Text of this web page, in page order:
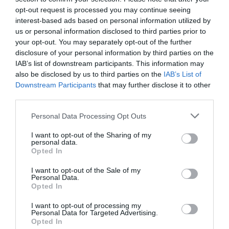
opt-out request is processed you may continue seeing
interest-based ads based on personal information utilized by
us or personal information disclosed to third parties prior to
your opt-out. You may separately opt-out of the further
disclosure of your personal information by third parties on the
IAB’s list of downstream participants. This information may
also be disclosed by us to third parties on the IAB’s List of
Downstream Participants that may further disclose it to other
Personal Data Processing Opt Outs
I want to opt-out of the Sharing of my
personal data.
Opted In
I want to opt-out of the Sale of my
Personal Data.
Opted In
I want to opt-out of processing my
Personal Data for Targeted Advertising.
Opted In
Calenda: „O persoană periculoasă pentru
Italia”
Cuvintele lui Salvini au stârnit reacții imediate în
Italia, alimentând o dezbatere aprinsă despre rolul și
responsabilitatea vicepremierului. Carlo Calenda,
liderul partidului Azione, a reacționat vehement la
organizat de Repubblica. „Avem la guvern
o persoană